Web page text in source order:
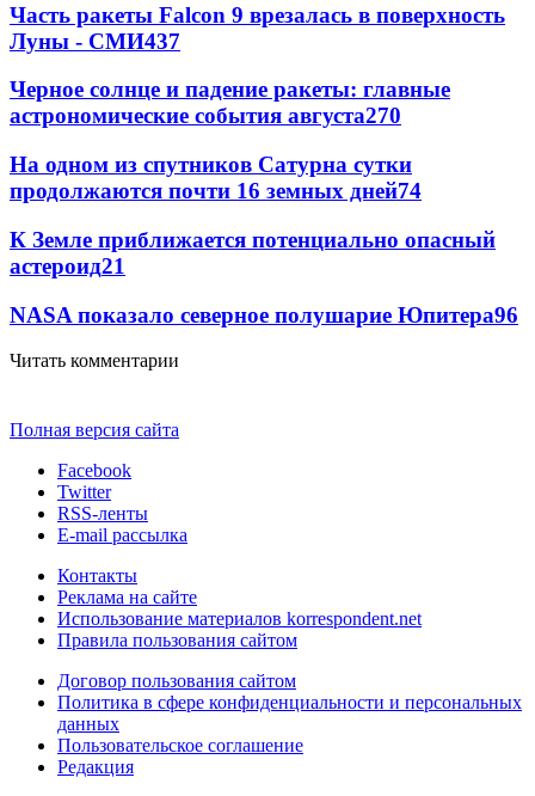
Часть ракеты Falcon 9 врезалась в поверхность
Луны - СМИ437
Черное солнце и падение ракеты: главные
астрономические события августа270
На одном из спутников Сатурна сутки
продолжаются почти 16 земных дней74
К Земле приближается потенциально опасный
астероид21
NASA показало северное полушарие Юпитера96
Читать комментарии
Полная версия сайта
Facebook
Twitter
RSS-ленты
E-mail рассылка
Контакты
Реклама на сайте
Использование материалов korrespondent.net
Правила пользования сайтом
Договор пользования сайтом
Политика в сфере конфиденциальности и персональных
данных
Пользовательское соглашение
Редакция